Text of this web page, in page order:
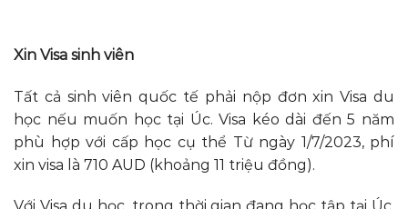
Xin Visa sinh viên
Tất cả sinh viên quốc tế phải nộp đơn xin Visa du
học nếu muốn học tại Úc. Visa kéo dài đến 5 năm
phù hợp với cấp học cụ thể Từ ngày 1/7/2023, phí
xin visa là 710 AUD (khoảng 11 triệu đồng).